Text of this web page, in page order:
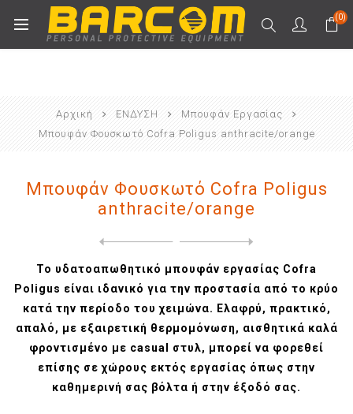
(0)
Αρχική ΕΝΔΥΣΗ
Μπουφάν Εργασίας
Μπουφάν Φουσκωτό Cofra Poligus anthracite/orange
Μπουφάν Φουσκωτό Cofra Poligus
anthracite/orange
Το υδατοαπωθητικό μπουφάν εργασίας Cofra
Poligus είναι ιδανικό για την προστασία από το κρύο
κατά την περίοδο του χειμώνα. Ελαφρύ, πρακτικό,
απαλό, με εξαιρετική θερμομόνωση, αισθητικά καλά
φροντισμένο με casual στυλ, μπορεί να φορεθεί
επίσης σε χώρους εκτός εργασίας όπως στην
καθημερινή σας βόλτα ή στην έξοδό σας.